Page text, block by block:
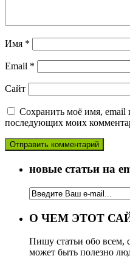
Имя *
Email *
Сайт
Сохранить моё имя, email
последующих моих
новые статьи на
О ЧЕМ ЭТОТ
Пишу статьи обо всем,
может быть полезно